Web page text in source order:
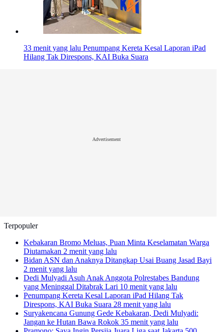
33 menit yang lalu Penumpang Kereta Kesal Laporan iPad
Hilang Tak Direspons, KAI Buka Suara
Advertisement
Terpopuler
Kebakaran Bromo Meluas, Puan Minta Keselamatan Warga
Diutamakan 2 menit yang lalu
Bidan ASN dan Anaknya Ditangkap Usai Buang Jasad Bayi
2 menit yang lalu
Dedi Mulyadi Asuh Anak Anggota Polrestabes Bandung
yang Meninggal Ditabrak Lari 10 menit yang lalu
Penumpang Kereta Kesal Laporan iPad Hilang Tak
Direspons, KAI Buka Suara 28 menit yang lalu
Suryakencana Gunung Gede Kebakaran, Dedi Mulyadi:
Jangan ke Hutan Bawa Rokok 35 menit yang lalu